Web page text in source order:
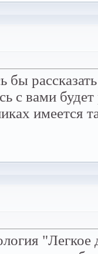
бы
с вами
имеется